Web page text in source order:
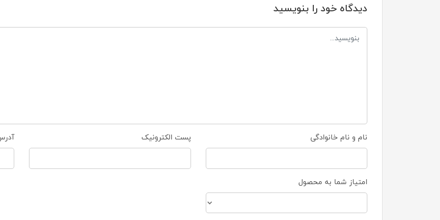
دیدگاه خود را بنویسید
نام و نام خانوادگی پست الکترونیک
امتیاز شما به محصول